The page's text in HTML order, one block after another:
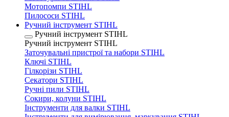
Мотопомпи STIHL
Пилососи STIHL
Ручний інструмент STIHL
Ручний інструмент STIHL
Ручний інструмент STIHL
Заточувальні пристрої та набори STIHL
Ключі STIHL
Гілкорізи STIHL
Секатори STIHL
Ручні пили STIHL
Сокири, колуни STIHL
Інструменти для валки STIHL